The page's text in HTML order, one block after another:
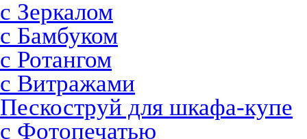
с Зеркалом
с Бамбуком
с Ротангом
с Витражами
Пескоструй для шкафа-купе
с Фотопечатью